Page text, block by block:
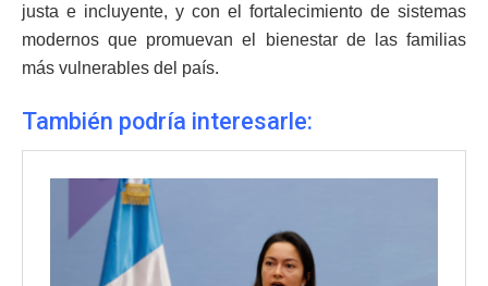
justa e incluyente, y con el fortalecimiento de sistemas
modernos que promuevan el bienestar de las familias
más vulnerables del país.
También podría interesarle: